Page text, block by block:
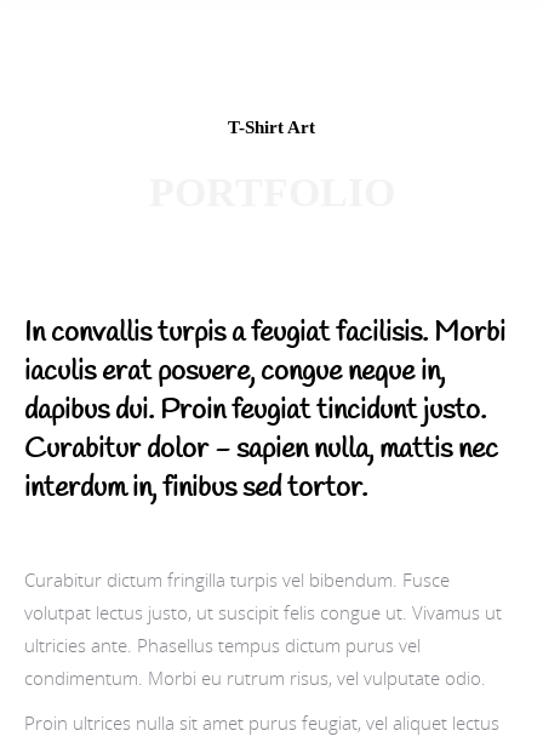
T-Shirt Art
In convallis turpis a feugiat facilisis. Morbi
iaculis erat posuere, congue neque in,
dapibus dui. Proin feugiat tincidunt justo.
Curabitur dolor - sapien nulla, mattis nec
interdum in, finibus sed tortor.
Curabitur dictum fringilla turpis vel bibendum. Fusce
volutpat lectus justo, ut suscipit felis congue ut. Vivamus ut
ultricies ante. Phasellus tempus dictum purus vel
condimentum. Morbi eu rutrum risus, vel vulputate odio.
Proin ultrices nulla sit amet purus feugiat, vel aliquet lectus